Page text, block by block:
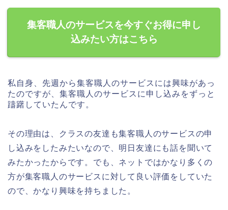
集客職人のサービスを今すぐお得に申し
込みたい方はこちら
私自身、先週から集客職人のサービスには興味があっ
たのですが、集客職人のサービスに申し込みをずっと
躊躇していたんです。
その理由は、クラスの友達も集客職人のサービスの申
し込みをしたみたいなので、明日友達にも話を聞いて
みたかったからです。でも、ネットではかなり多くの
方が集客職人のサービスに対して良い評価をしていた
ので、かなり興味を持ちました。